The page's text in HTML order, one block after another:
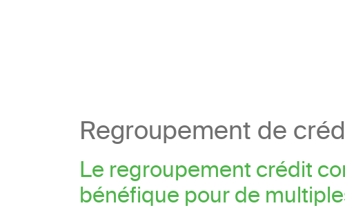
Regroupement de
Le regroupement crédit
bénéfique pour de